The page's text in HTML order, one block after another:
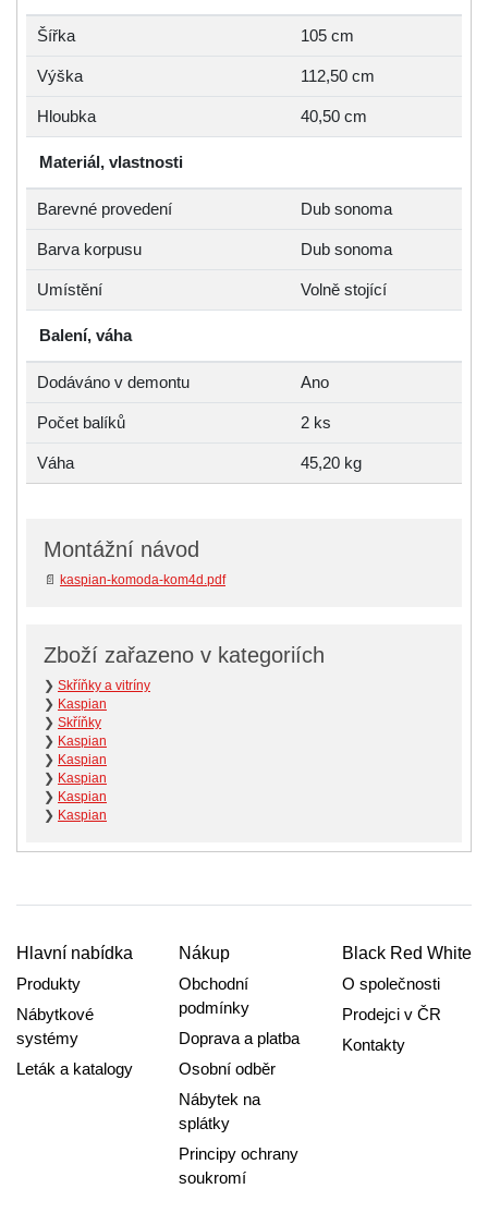
Šířka 105 cm
Výška 112,50 cm
Hloubka 40,50 cm
Materiál, vlastnosti
Barevné provedení Dub sonoma
Barva korpusu Dub sonoma
Umístění Volně stojící
Balení, váha
Dodáváno v demontu Ano
Počet balíků 2 ks
Váha 45,20 kg
Montážní návod
📄 kaspian-komoda-kom4d.pdf
Zboží zařazeno v kategoriích
❯ Skříňky a vitríny
❯ Kaspian
❯ Skříňky
❯ Kaspian
❯ Kaspian
❯ Kaspian
❯ Kaspian
❯ Kaspian
Hlavní nabídka
Produkty
Nábytkové
systémy
Leták a katalogy
Nákup
Obchodní
podmínky
Doprava a platba
Osobní odběr
Nábytek na
splátky
Principy ochrany
soukromí
Black Red White
O společnosti
Prodejci v ČR
Kontakty